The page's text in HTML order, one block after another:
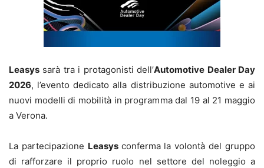
Leasys sarà tra i protagonisti dell’Automotive Dealer Day
2026, l’evento dedicato alla distribuzione automotive e ai
nuovi modelli di mobilità in programma dal 19 al 21 maggio
a Verona.
La partecipazione Leasys conferma la volontà del gruppo
di rafforzare il proprio ruolo nel settore del noleggio a